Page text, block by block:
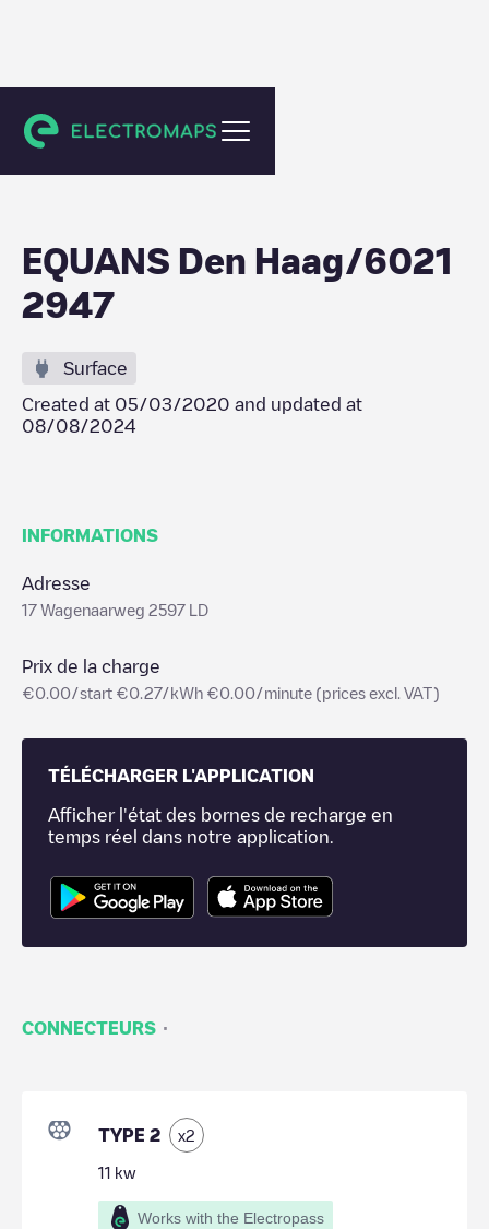
Den Haag
EQUANS Den Haag/6021
2947
Surface
Created at 05/03/2020 and updated at
08/08/2024
INFORMATIONS
Adresse
17 Wagenaarweg 2597 LD
Prix de la charge
€0.00/start €0.27/kWh €0.00/minute (prices excl. VAT)
TÉLÉCHARGER L'APPLICATION
Afficher l'état des bornes de recharge en
temps réel dans notre application.
CONNECTEURS ·
TYPE 2 x2
11 kw
Works with the Electropass